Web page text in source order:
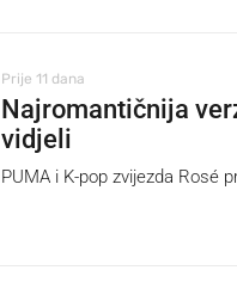
Prije 11 dana
Najromantičnija
vidjeli
PUMA i K-pop zvijezda Rosé